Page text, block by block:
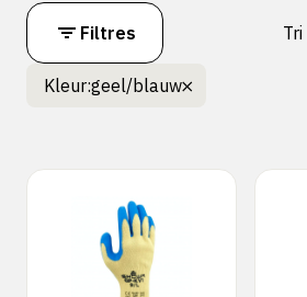
Filtres
Kleur:geel/blauw